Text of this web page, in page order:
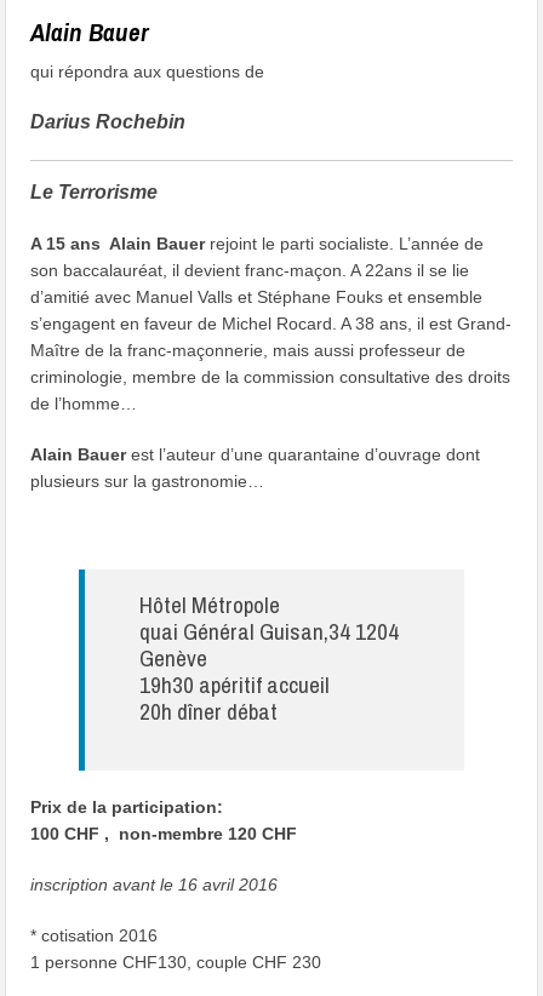
Alain Bauer
qui répondra aux questions de
Darius Rochebin
Le Terrorisme
A 15 ans Alain Bauer rejoint le parti socialiste. L’année de
son baccalauréat, il devient franc-maçon. A 22ans il se lie
d’amitié avec Manuel Valls et Stéphane Fouks et ensemble
s’engagent en faveur de Michel Rocard. A 38 ans, il est Grand-
Maître de la franc-maçonnerie, mais aussi professeur de
criminologie, membre de la commission consultative des droits
de l’homme…
Alain Bauerest l’auteur d’une quarantaine d’ouvrage dont
plusieurs sur la gastronomie…
Hôtel Métropole
quai Général Guisan,34 1204
Genève
19h30 apéritif accueil
20h dîner débat
Prix de la participation:
100 CHF , non-membre 120 CHF
inscription avant le 16 avril 2016
* cotisation 2016
1 personne CHF130, couple CHF 230